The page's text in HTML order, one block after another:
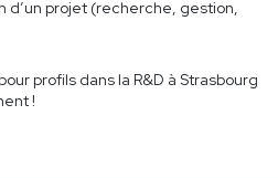
d’un projet (recherche, gestion,
profils dans la R&D à Strasbourg
!